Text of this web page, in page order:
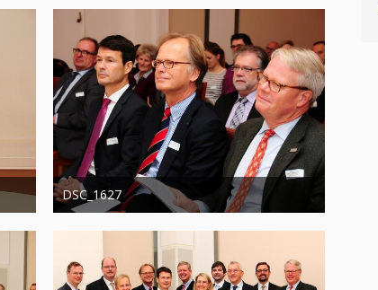
DSC_1627
Administrator
20. August 2019
1.307
0 0